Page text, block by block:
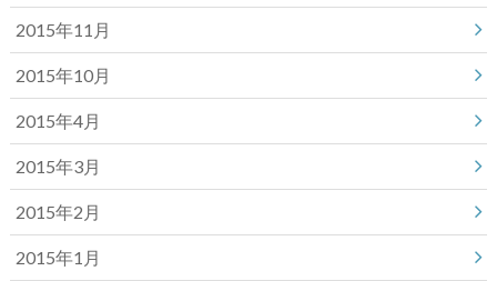
2015年11月
2015年10月
2015年4月
2015年3月
2015年2月
2015年1月